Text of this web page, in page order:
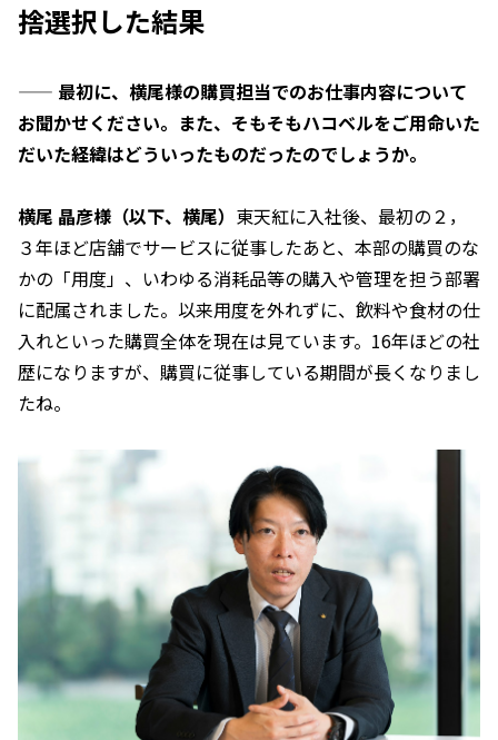
捨選択した結果
—— 最初に、横尾様の購買担当でのお仕事内容について
お聞かせください。また、そもそもハコベルをご用命いた
だいた経緯はどういったものだったのでしょうか。
横尾 晶彦様（以下、横尾） 東天紅に入社後、最初の２，
３年ほど店舗でサービスに従事したあと、本部の購買のな
かの「用度」、いわゆる消耗品等の購入や管理を担う部署
に配属されました。以来用度を外れずに、飲料や食材の仕
入れといった購買全体を現在は見ています。16年ほどの社
歴になりますが、購買に従事している期間が長くなりまし
たね。